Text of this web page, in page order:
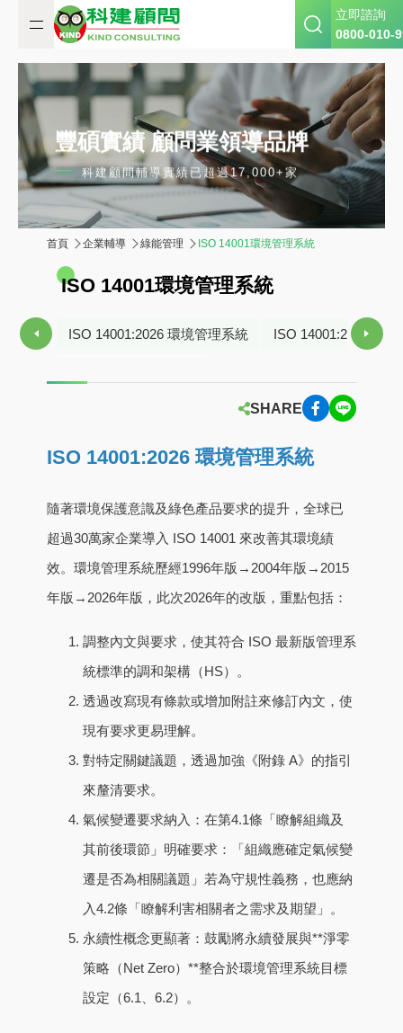
立即諮詢
0800-010-
豐碩實績 顧問業領導品牌
科建顧問輔導實績已超過17,000+家
首頁 企業輔導 綠能管理 ISO 14001環境管理系統
ISO 14001環境管理系統
ISO 14001:2026 環境管理系統 ISO 14001:2026 預期
SHARE
ISO 14001:2026 環境管理系統
隨著環境保護意識及綠色產品要求的提升，全球已
超過30萬家企業導入 ISO 14001 來改善其環境績
效。環境管理系統歷經1996年版→2004年版→2015
年版→2026年版，此次2026年的改版，重點包括：
調整內文與要求，使其符合 ISO 最新版管理系
統標準的調和架構（HS）。
透過改寫現有條款或增加附註來修訂內文，使
現有要求更易理解。
對特定關鍵議題，透過加強《附錄 A》的指引
來釐清要求。
氣候變遷要求納入：在第4.1條「瞭解組織及
其前後環節」明確要求：「組織應確定氣候變
遷是否為相關議題」若為守規性義務，也應納
入4.2條「瞭解利害相關者之需求及期望」。
永續性概念更顯著：鼓勵將永續發展與**淨零
策略（Net Zero）**整合於環境管理系統目標
設定（6.1、6.2）。